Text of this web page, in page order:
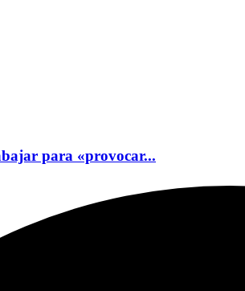
para «provocar...